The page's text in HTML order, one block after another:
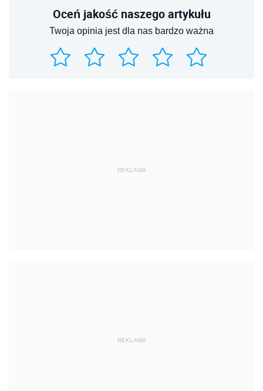
Oceń jakość naszego artykułu
Twoja opinia jest dla nas bardzo ważna
REKLAMA
REKLAMA